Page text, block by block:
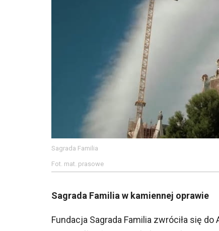
Sagrada Familia
Fot. mat. prasowe
Sagrada Familia w kamiennej oprawie
Fundacja Sagrada Familia zwróciła się